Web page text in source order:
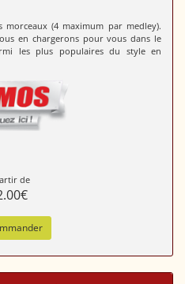
(4 maximum par medley).
en chargerons pour vous dans le
les plus populaires du style en
de